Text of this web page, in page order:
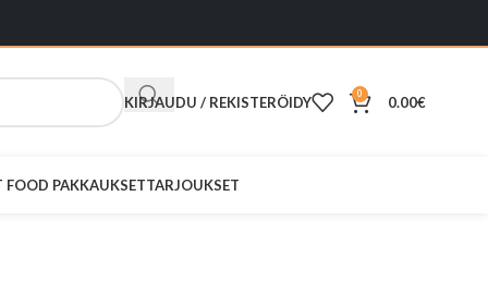
KIRJAUDU / REKISTERÖIDY 0 0.00€
FOOD PAKKAUKSETTARJOUKSET